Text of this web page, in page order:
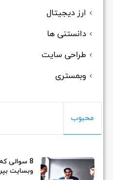
ارز دیجیتال
دانستنی ها
طراحی سایت
وبمستری
محبوب
8 سوالی که
وبسایت